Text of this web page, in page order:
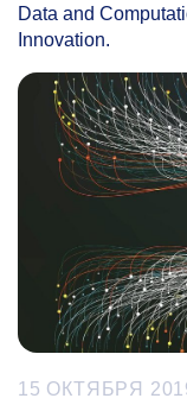
Data and
Innovation.
15 ОКТЯБРЯ